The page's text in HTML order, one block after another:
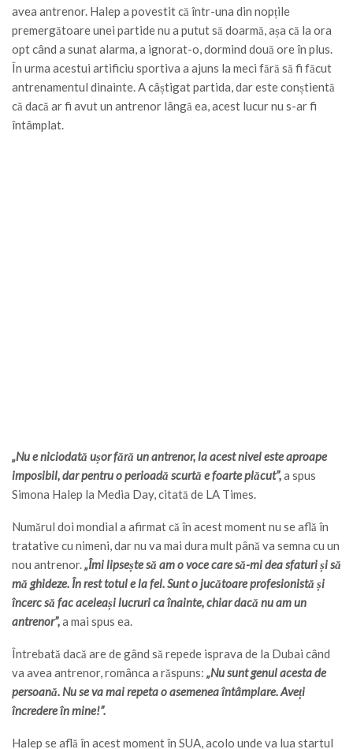
avea antrenor. Halep a povestit că într-una din nopțile
premergătoare unei partide nu a putut să doarmă, așa că la ora
opt când a sunat alarma, a ignorat-o, dormind două ore în plus.
În urma acestui artificiu sportiva a ajuns la meci fără să fi făcut
antrenamentul dinainte. A câștigat partida, dar este conștientă
că dacă ar fi avut un antrenor lângă ea, acest lucur nu s-ar fi
întâmplat.
„Nu e niciodată ușor fără un antrenor, la acest nivel este aproape
imposibil, dar pentru o perioadă scurtă e foarte plăcut”,a spus
Simona Halep la Media Day, citată de LA Times.
Numărul doi mondial a afirmat că în acest moment nu se află în
tratative cu nimeni, dar nu va mai dura mult până va semna cu un
nou antrenor.„Îmi lipsește să am o voce care să-mi dea sfaturi și să
mă ghideze. În rest totul e la fel. Sunt o jucătoare profesionistă și
încerc să fac aceleași lucruri ca înainte, chiar dacă nu am un
antrenor”,a mai spus ea.
Întrebată dacă are de gând să repede isprava de la Dubai când
va avea antrenor, românca a răspuns: „Nu sunt genul acesta de
persoană. Nu se va mai repeta o asemenea întâmplare. Aveți
încredere în mine!”.
Halep se află în acest moment în SUA, acolo unde va lua startul